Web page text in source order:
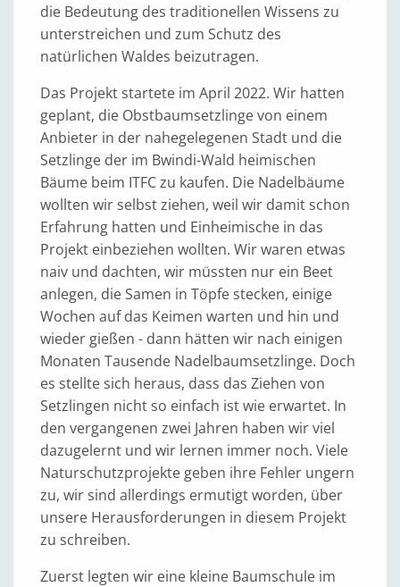
die Bedeutung des traditionellen Wissens zu
unterstreichen und zum Schutz des
natürlichen Waldes beizutragen.
Das Projekt startete im April 2022. Wir hatten
geplant, die Obstbaumsetzlinge von einem
Anbieter in der nahegelegenen Stadt und die
Setzlinge der im Bwindi-Wald heimischen
Bäume beim ITFC zu kaufen. Die Nadelbäume
wollten wir selbst ziehen, weil wir damit schon
Erfahrung hatten und Einheimische in das
Projekt einbeziehen wollten. Wir waren etwas
naiv und dachten, wir müssten nur ein Beet
anlegen, die Samen in Töpfe stecken, einige
Wochen auf das Keimen warten und hin und
wieder gießen - dann hätten wir nach einigen
Monaten Tausende Nadelbaumsetzlinge. Doch
es stellte sich heraus, dass das Ziehen von
Setzlingen nicht so einfach ist wie erwartet. In
den vergangenen zwei Jahren haben wir viel
dazugelernt und wir lernen immer noch. Viele
Naturschutzprojekte geben ihre Fehler ungern
zu, wir sind allerdings ermutigt worden, über
unsere Herausforderungen in diesem Projekt
zu schreiben.
Zuerst legten wir eine kleine Baumschule im